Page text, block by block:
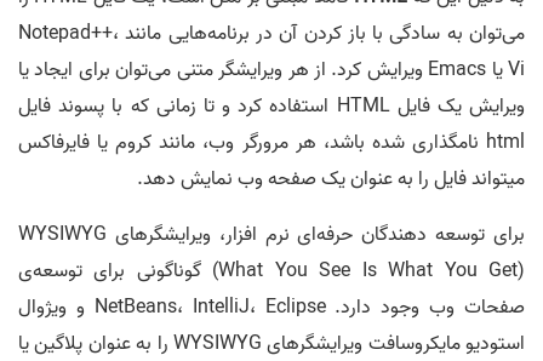
می‌توان به سادگی با باز کردن آن در برنامه‌هایی مانند Notepad++،
Vi یا Emacs ویرایش کرد. از هر ویرایشگر متنی می‌توان برای ایجاد یا
ویرایش یک فایل HTML استفاده کرد و تا زمانی‌ که با پسوند فایل
html نامگذاری شده باشد، هر مرورگر وب، مانند کروم یا فایرفاکس
میتواند فایل را به عنوان یک صفحه وب نمایش دهد.
برای توسعه دهندگان حرفه‌ای نرم‌ افزار، ویرایشگرهای WYSIWYG
(What You See Is What You Get) گوناگونی برای توسعه‌ی
صفحات وب وجود دارد. NetBeans، IntelliJ، Eclipse و ویژوال
استودیو مایکروسافت ویرایشگرهای WYSIWYG را به عنوان پلاگین یا